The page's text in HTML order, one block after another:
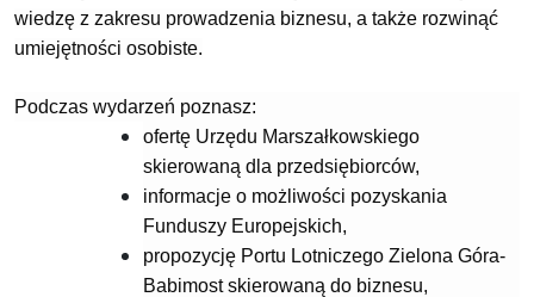
wiedzę z zakresu prowadzenia biznesu, a także rozwinąć
umiejętności osobiste.
Podczas wydarzeń poznasz:
ofertę Urzędu Marszałkowskiego
skierowaną dla przedsiębiorców,
informacje o możliwości pozyskania
Funduszy Europejskich,
propozycję Portu Lotniczego Zielona Góra-
Babimost skierowaną do biznesu,